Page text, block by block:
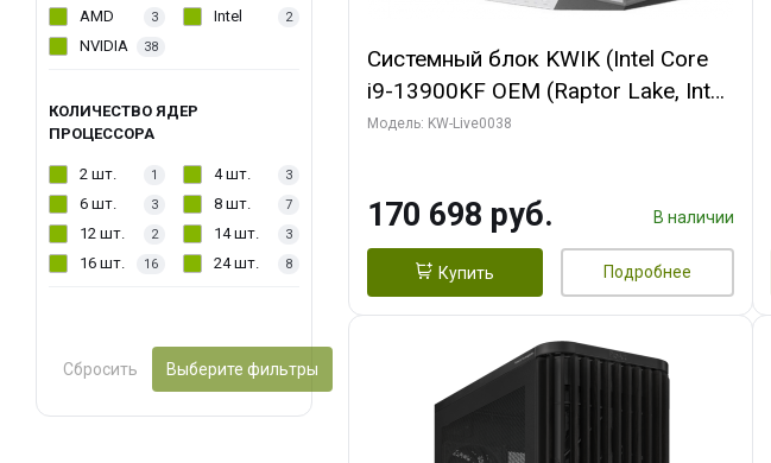
AMD 3 Intel 2
NVIDIA 38
КОЛИЧЕСТВО ЯДЕР
ПРОЦЕССОРА
2 шт. 1 4 шт. 3
6 шт. 3 8 шт. 7
12 шт. 2 14 шт. 3
16 шт. 16 24 шт. 8
Сбросить Выберите фильтры
Системный блок KWIK (Intel Core
i9-13900KF OEM (Raptor Lake, Intel
7, C24 16EC/8P/ 32 ГБ ОЗУ (2
2xDP 2/ 960 ГБ SSD)
Модель: KW-Live0038
170 698 руб. В наличии
Купить Подробнее